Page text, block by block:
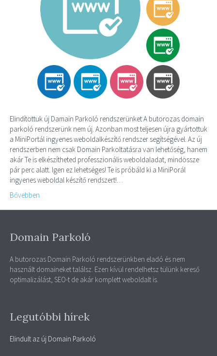
Elindítottuk új Damain Parkoló rendszerünket A butorozas domain
parkoló rendszerünk nem új. Azonban most teljesen újra gyártottuk
a MiniPortál ingyenes weboldalkészítő rendszer segítségével. Az új
rendszerben nem csak Domain Parkoltatásra van lehetőség, hanem
akár Te is elkészítheted professzionális weboldaladat, mindössze
pár perc alatt. Igen ez lehetséges! Te is próbáld ki a MiniPorál
ingyenes weboldal készítő rendszert!…
Bővebben
Domain Parkoló
A butorozas Domain Parkoló rendszerünkben eladó és nem
használt domaineket találsz. Ezen kívül rendelhetsz tülünk kereső
optimalizálást, SEO-t de akár komplett weboldalt is.
Legutóbbi hírek
Elindult az új Domain Parkoló